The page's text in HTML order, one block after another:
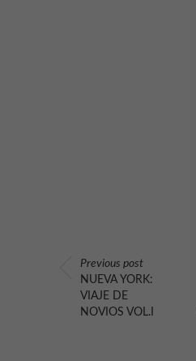
Previous post
NUEVA YORK:
VIAJE DE
NOVIOS VOL.I